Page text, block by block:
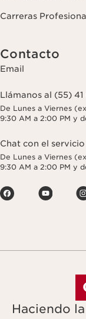
Carreras
Contacto
Email
Llámanos al (55)
De Lunes a Viernes
9:30 AM a 2:00 PM y
Chat con el
De Lunes a Viernes
9:30 AM a 2:00 PM y
Haciendo